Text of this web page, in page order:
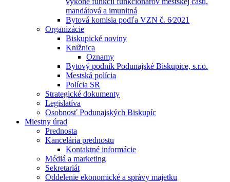
mandátová a imunitná
Bytová komisia podľa VZN č. 6⁄2021
Organizácie
Biskupické noviny
Knižnica
Oznamy
Bytový podnik Podunajské Biskupice, s.r.o.
Mestská polícia
Polícia SR
Strategické dokumenty
Legislatíva
Osobnosť Podunajských Biskupíc
Miestny úrad
Prednosta
Kancelária prednostu
Kontaktné informácie
Médiá a marketing
Sekretariát
Oddelenie ekonomické a správy majetku